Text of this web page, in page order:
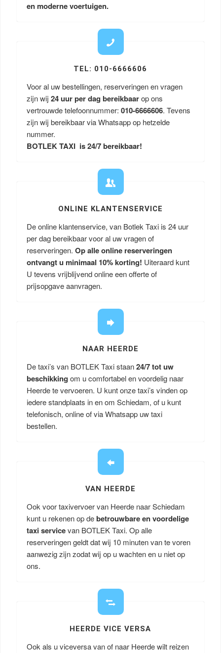
en moderne voertuigen.
TEL: 010-6666606
Voor al uw bestellingen, reserveringen en vragen
zijn wij 24 uur per dag bereikbaarop ons
vertrouwde telefoonnummer: 010-6666606. Tevens
zijn wij bereikbaar via Whatsapp op hetzelde
nummer.
BOTLEK TAXI is 24/7 bereikbaar!
ONLINE KLANTENSERVICE
De online klantenservice, van Botlek Taxi is 24 uur
per dag bereikbaar voor al uw vragen of
reserveringen. Op alle online reserveringen
ontvangt u minimaal 10% korting! Uiteraard kunt
U tevens vrijblijvend online een offerte of
prijsopgave aanvragen.
NAAR HEERDE
De taxi’s van BOTLEK Taxi staan24/7 tot uw
beschikking om u comfortabel en voordelig naar
Heerde te vervoeren. U kunt onze taxi’s vinden op
iedere standplaats in en om Schiedam, of u kunt
telefonisch, online of via Whatsapp uw taxi
bestellen.
VAN HEERDE
Ook voor taxivervoer van Heerde naar Schiedam
kunt u rekenen op debetrouwbare en voordelige
taxi servicevan BOTLEK Taxi. Op alle
reserveringen geldt dat wij 10 minuten van te voren
aanwezig zijn zodat wij op u wachten en u niet op
ons.
HEERDE VICE VERSA
Ook als u viceversa van of naar Heerde wilt reizen